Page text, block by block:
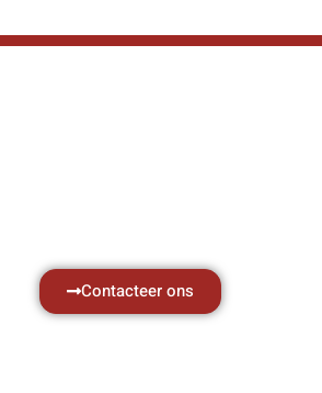
Contacteer ons